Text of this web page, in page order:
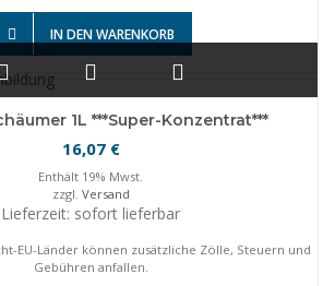
IN DEN WARENKORB
1L ***Super-Konzentrat***
16,07 €
Enthält 19% Mwst.
zzgl. Versand
Lieferzeit: sofort lieferbar
EU-Länder können zusätzliche Zölle, Steuern und
Gebühren anfallen.